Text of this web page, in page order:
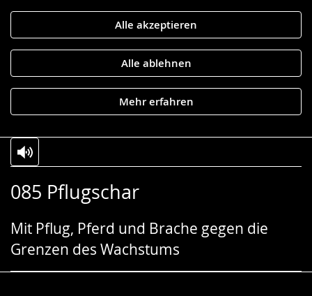
Alle akzeptieren
Alle ablehnen
Mehr erfahren
085 Pflugschar
Mit Pflug, Pferd und Brache gegen die
Grenzen des Wachstums
Leichten
wechseln.
Audio-
Video
Deutscher
Gebärdensprache
wird